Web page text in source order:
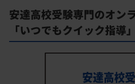
安達高校受験専門のオン
「いつでもクイック指導
安達高校